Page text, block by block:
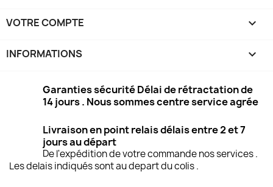
VOTRE COMPTE 
INFORMATIONS keyboard_arrow_down
Garanties sécurité Délai de rétractation de
14 jours . Nous sommes centre service agrée
Livraison en point relais délais entre 2 et 7
jours au départ
De l'expédition de votre commande nos services .
Les delais indiqués sont au depart du colis .